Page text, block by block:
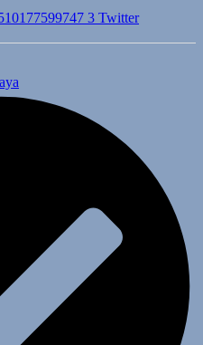
3 Twitter